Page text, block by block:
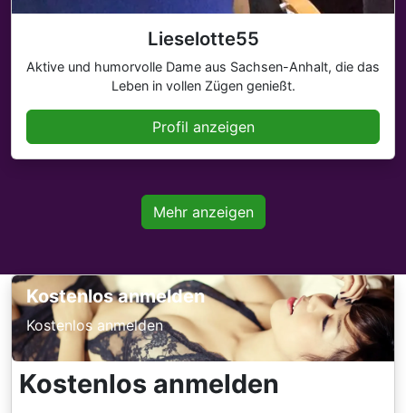
Lieselotte55
Aktive und humorvolle Dame aus Sachsen-Anhalt, die das
Leben in vollen Zügen genießt.
Profil anzeigen
Mehr anzeigen
Kostenlos anmelden
Kostenlos anmelden
Kostenlos anmelden